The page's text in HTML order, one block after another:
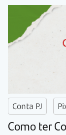
Conta PJ
Como ter